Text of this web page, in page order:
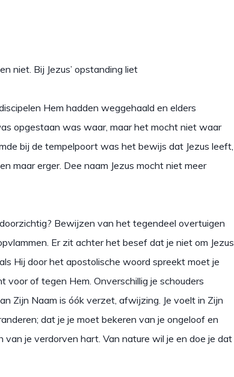
niet. Bij Jezus’ opstanding liet
Hem hadden weggehaald en elders
opgestaan was waar, maar het mocht niet waar
bij de tempelpoort was het bewijs dat Jezus leeft,
maar erger. Dee naam Jezus mocht niet meer
Bewijzen van het tegendeel overtuigen
Er zit achter het besef dat je niet om Jezus
Hij door het apostolische woord spreekt moet je
voor of tegen Hem. Onverschillig je schouders
Zijn Naam is óók verzet, afwijzing. Je voelt in Zijn
dat je je moet bekeren van je ongeloof en
van je verdorven hart. Van nature wil je en doe je dat